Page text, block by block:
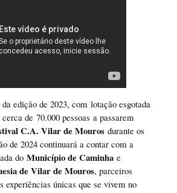
edição de 2023, com lotação esgotada
de 70.000 pessoas a passarem
C.A. Vilar de Mourosdurante os
de 2024 continuará a contar com a
do Município de Caminhae
de Vilar de Mouros, parceiros
experiências únicas que se vivem no